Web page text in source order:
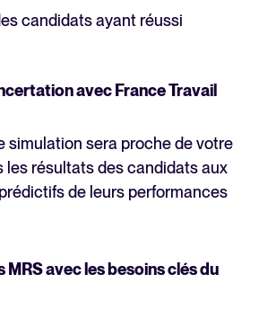
candidats ayant réussi
avec France Travail
simulation sera proche de votre
les résultats des candidats aux
de leurs performances
MRS avec les besoins clés du